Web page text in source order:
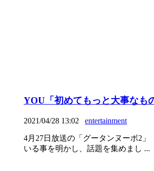
YOU「初めてもっと大事なも
2021/04/28 13:02 entertainment
4月27日放送の「グータンヌーボ2
いる事を明かし、話題を集めまし ...